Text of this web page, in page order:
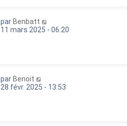
par Benbatt
11 mars 2025 - 06:20
par Benoit
28 févr. 2025 - 13:53